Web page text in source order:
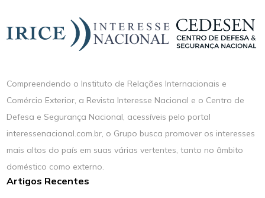
Compreendendo o Instituto de Relações Internacionais e
Comércio Exterior, a Revista Interesse Nacional e o Centro de
Defesa e Segurança Nacional, acessíveis pelo portal
interessenacional.com.br, o Grupo busca promover os interesses
mais altos do país em suas várias vertentes, tanto no âmbito
doméstico como externo.
Artigos Recentes